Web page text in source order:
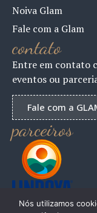
Noiva Glam
Fale com a Glam
contato
Entre em contato
eventos ou
Fale com a
parceiros
Nós utilizamos